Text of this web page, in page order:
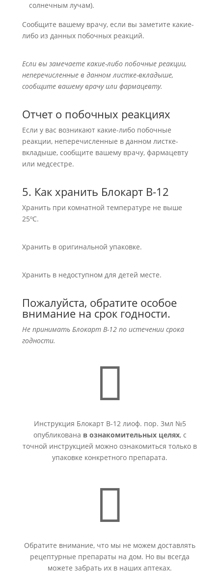
солнечным лучам).
Сообщите вашему врачу, если вы заметите какие-
либо из данных побочных реакций.
Если вы замечаете какие-либо побочные реакции,
неперечисленные в данном листке-вкладыше,
сообщите вашему врачу или фармацевту.
Отчет о побочных реакциях
Если у вас возникают какие-либо побочные
реакции, неперечисленные в данном листке-
вкладыше, сообщите вашему врачу, фармацевту
или медсестре.
5. Как хранить Блокарт В-12
Хранить при комнатной температуре не выше
25ºС.
Хранить в оригинальной упаковке.
Хранить в недоступном для детей месте.
Пожалуйста, обратите особое
внимание на срок годности.
Не принимать Блокарт В-12 по истечении срока
годности.

Инструкция Блокарт В-12 лиоф. пор. 3мл №5
опубликована в ознакомительных целях, с
точной инструкцией можно ознакомиться только в
упаковке конкретного препарата.

Обратите внимание, что мы не можем доставлять
рецептурные препараты на дом. Но вы всегда
можете забрать их в наших аптеках.